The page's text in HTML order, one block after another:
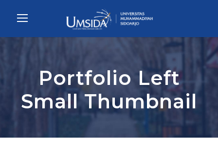
Portfolio Left
Small Thumbnail